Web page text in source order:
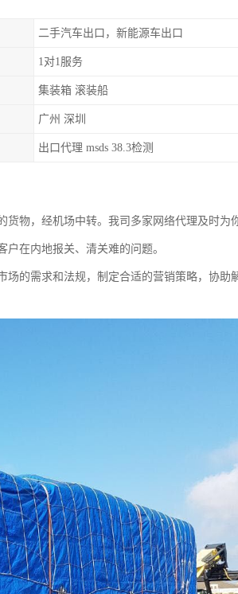
二手汽车出口，新能源车出口
1对1服务
集装箱 滚装船
广州 深圳
出口代理 msds 38.3检测
物，经机场中转。我司多家网络代理及时为
在内地报关、清关难的问题。
的需求和法规，制定合适的营销策略，协助